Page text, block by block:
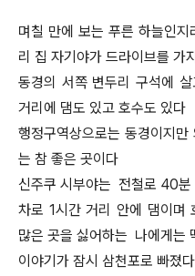
며칠 만에 보는 푸른 하늘인
리 집 자기야가 드라이브를 가
동경의 서쪽 변두리 구석에
거리에 댐도 있고 호수도 있다
행정구역상으로는 동경이지만
는 참 좋은 곳이다
신주쿠 시부야는 전철로 40분
차로 1시간 거리 안에 댐이며
많은 곳을 싫어하는 나에게는
이야기가 잠시 삼천포로 빠졌